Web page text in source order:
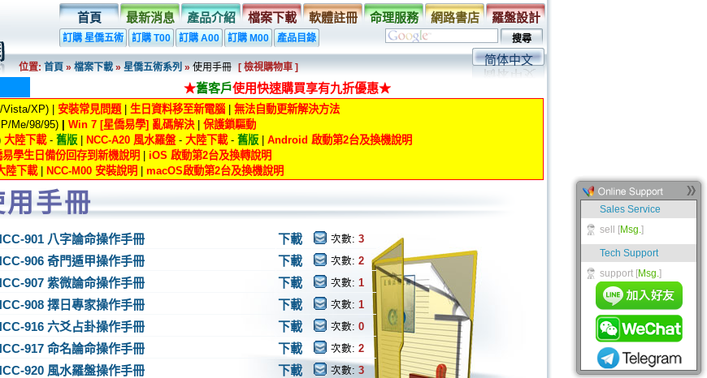
首頁 最新消息 產品介紹 檔案下載 軟體註冊 命理服務 網路書店 羅盤設計
訂購 星僑五術 訂購 T00 訂購 A00 訂購 M00 產品目錄
位置:首頁»檔案下載»星僑五術系列»使用手冊 [ 檢視購物車 ]
简体中文
★舊客戶使用快速購買享有九折優惠★
XP) | 安裝常見問題| 生日資料移至新電腦| 無法自動更新解決方法
Me/98/95) Win 7 [星僑易學] 亂碼解決| 保護鎖驅動
大陸下載- 舊版 NCC-A20 風水羅盤- 大陸下載- 舊版
Android 啟動第2台及換機說明
易學生日備份回存到新機說明
iOS 啟動第2台及換轉說明
陸下載| NCC-M00 安裝說明 macOS啟動第2台及換機說明
用手冊
901 八字論命操作手冊 下載 次數: 3
906 奇門遁甲操作手冊 下載 次數: 2
907 紫微論命操作手冊 下載 次數: 1
908 擇日專家操作手冊 下載 次數: 1
916 六爻占卦操作手冊 下載 次數: 0
917 命名論命操作手冊 下載 次數: 2
920 風水羅盤操作手冊 下載 次數: 3